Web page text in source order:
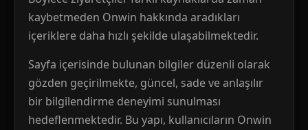
kaybetmeden Onwin hakkında aradıkları
içeriklere daha hızlı şekilde ulaşabilmektedir.
Sayfa içerisinde bulunan bilgiler düzenli olarak
gözden geçirilmekte, güncel, sade ve anlaşılır
bir bilgilendirme deneyimi sunulması
hedeflenmektedir. Bu yapı, kullanıcıların Onwin